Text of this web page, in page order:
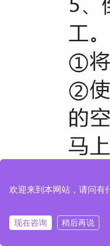
欢迎来到本网站，请问有
现在咨询 稍后再说